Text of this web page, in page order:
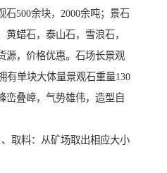
500余块，2000余吨；景石
蜡石，泰山石，雪浪石，
源，价格优惠。石场长景观
有单块大体量景观石重量130
峦叠嶂，气势雄伟，造型自
取料：从矿场取出相应大小